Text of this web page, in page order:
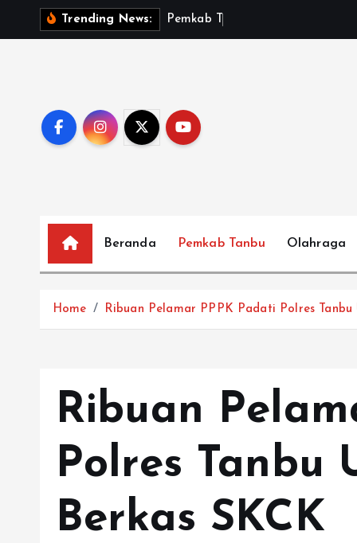
Trending News: Pem ka b
Beranda Pemkab Tanbu Olahraga
Home Ribuan Pelamar PPPK Padati Polres Tanbu
Ribuan
Polres Tanbu
Berkas SKCK